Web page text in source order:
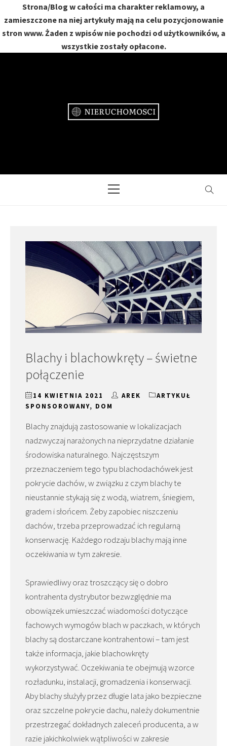
Strona/Blog w całości ma charakter reklamowy, a
zamieszczone na niej artykuły mają na celu pozycjonowanie
stron www. Żaden z wpisów nie pochodzi od użytkowników, a
wszystkie zostały opłacone.
Menu
Blachy i blachowkręty – świetne
połączenie
14 KWIETNIA 2021 AREK
ARTYKUŁ
SPONSOROWANY, DOM
Blachy znajdują zastosowanie w lokalizacjach
nadzwyczaj narażonych na nieprzydatne działanie
środowiska naturalnego. Najczęstszym
przeznaczeniem tego typu blachodachówek jest
pokrycie dachów, w związku z czym blachy te
nieustannie stykają się z wodą, wiatrem, śniegiem,
gradem i słońcem. Żeby zapobiec niszczeniu
dachów, trzeba przeprowadzać ich regularną
konserwację. Każdego rodzaju blachy mają inne
oczekiwania w tym zakresie.
Sprawiedliwy oraz troszczący się o dobro
kontrahenta dystrybutor bezwzględnie ma
obowiązek umieszczać wiadomości dotyczące
fachowych wymogów blach w paczkach, w których
blachy są dostarczane kontrahentowi – tam jest
także informacja, jakie blachowkręty
wykorzystywać. Oczekiwania te obejmują wzorce
rozładunku, instalacji, gromadzenia i konserwacji.
Aby blachy służyły przez długie lata jako bezpieczne
oraz szczelne pokrycie dachu, należy dokumentnie
przestrzegać dokładnych zaleceń producenta, a w
razie jakichkolwiek wątpliwości w zakresie